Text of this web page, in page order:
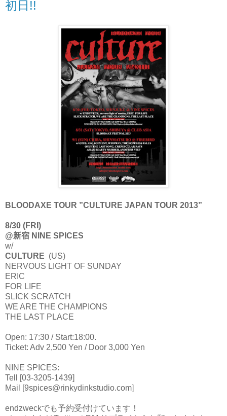
初日!!
BLOODAXE TOUR ”CULTURE JAPAN TOUR 2013”
8/30 (FRI)
@新宿 NINE SPICES
w/
CULTURE (US)
NERVOUS LIGHT OF SUNDAY
ERIC
FOR LIFE
SLICK SCRATCH
WE ARE THE CHAMPIONS
THE LAST PLACE
Open: 17:30 / Start:18:00.
Ticket: Adv 2,500 Yen / Door 3,000 Yen
NINE SPICES:
Tell [03-3205-1439]
Mail [9spices@rinkydinkstudio.com]
endzweckでも予約受付けています！